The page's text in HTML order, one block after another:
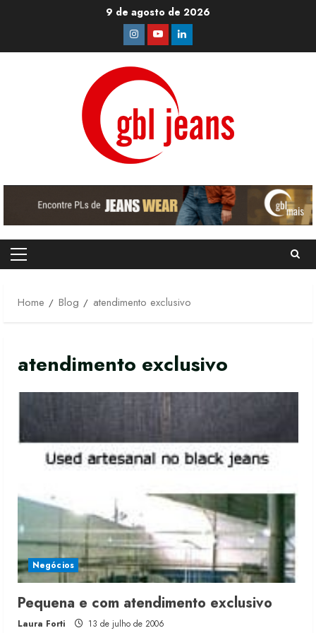
9 de agosto de 2026
Instagram
YoutubeLinkedin
Primary
Home
Blog atendimento exclusivo
atendimento exclusivo
Negócios
Pequena e com atendimento exclusivo
Laura Forti 13 de julho de 2006
Moda vende US$63,7 bilhões em
produtos licenciados
6 de agosto de 2026